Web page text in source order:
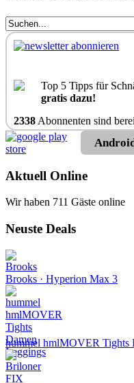
Top 5 Tipps für
gratis dazu!
2338 Abonnenten sind
Aktuell Online
Wir haben 711 Gäste online
Neuste Deals
Brooks · Hyperion Max 3
hummel hmlMOVER Tights